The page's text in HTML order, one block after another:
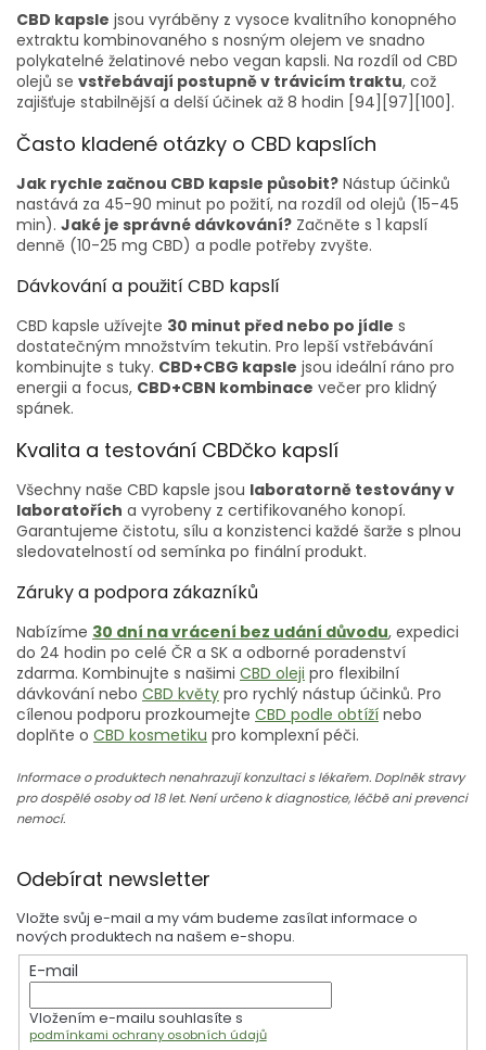
d
a
c
í
p
v
y
v
ý
p
s
CBD kapsle jsou vyráběny z vysoce kvalitního konopného
extraktu kombinovaného s nosným olejem ve snadno
polykatelné želatinové nebo vegan kapsli. Na rozdíl od CBD
olejů se vstřebávají postupně v trávicím traktu, což
zajišťuje stabilnější a delší účinek až 8 hodin [94][97][100].
Často kladené otázky o CBD kapslích
Jak rychle začnou CBD kapsle působit? Nástup účinků
nastává za 45-90 minut po požití, na rozdíl od olejů (15-45
min). Jaké je správné dávkování? Začněte s 1 kapslí
denně (10-25 mg CBD) a podle potřeby zvyšte.
Dávkování a použití CBD kapslí
CBD kapsle užívejte 30 minut před nebo po jídle s
dostatečným množstvím tekutin. Pro lepší vstřebávání
kombinujte s tuky. CBD+CBG kapsle jsou ideální ráno pro
energii a focus, CBD+CBN kombinace večer pro klidný
spánek.
Kvalita a testování CBDčko kapslí
Všechny naše CBD kapsle jsou laboratorně testovány v
laboratořích a vyrobeny z certifikovaného konopí.
Garantujeme čistotu, sílu a konzistenci každé šarže s plnou
sledovatelností od semínka po finální produkt.
Záruky a podpora zákazníků
Nabízíme 30 dní na vrácení bez udání důvodu, expedici
do 24 hodin po celé ČR a SK a odborné poradenství
zdarma. Kombinujte s našimi CBD oleji pro flexibilní
dávkování nebo CBD květy pro rychlý nástup účinků. Pro
cílenou podporu prozkoumejte CBD podle obtíží nebo
doplňte o CBD kosmetiku pro komplexní péči.
Informace o produktech nenahrazují konzultaci s lékařem. Doplněk stravy
pro dospělé osoby od 18 let. Není určeno k diagnostice, léčbě ani prevenci
nemocí.
Odebírat newsletter
Vložte svůj e-mail a my vám budeme zasílat informace o
nových produktech na našem e-shopu.
E-mail
Vložením e-mailu souhlasíte s
podmínkami ochrany osobních údajů